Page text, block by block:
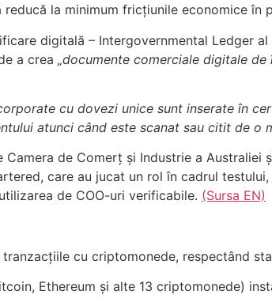
la minimum fricțiunile economice în
digitală – Intergovernmental Ledger
a crea documente comerciale digitale de
cu dovezi unice sunt inserate în
atunci când este scanat sau citit de o
de Comerț și Industrie a Australiei
care au jucat un rol în cadrul
de COO-uri verificabile. (Sursa EN)
cu criptomonede, respectând
Ethereum și alte 13 criptomonede)